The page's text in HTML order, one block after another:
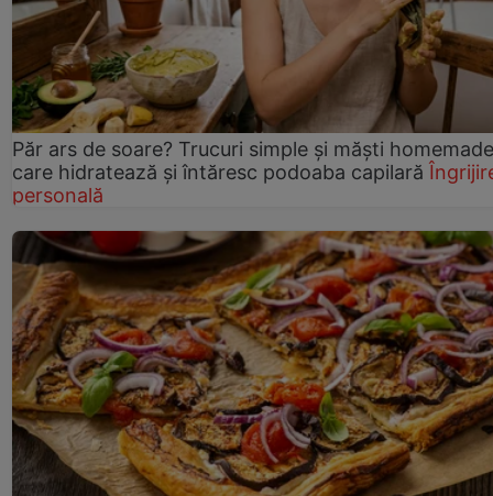
Păr ars de soare? Trucuri simple și măști homemade
care hidratează și întăresc podoaba capilară
personală